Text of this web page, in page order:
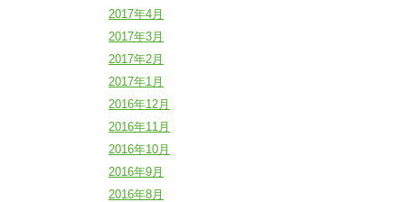
2017年4月
2017年3月
2017年2月
2017年1月
2016年12月
2016年11月
2016年10月
2016年9月
2016年8月